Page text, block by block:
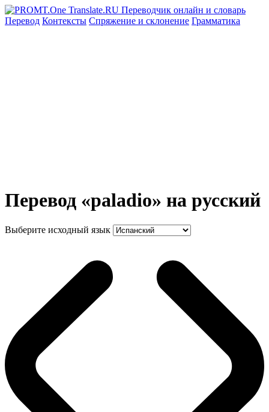
Перевод Контексты Спряжение и склонение Грамматика
Перевод «paladio» на русский
Выберите исходный язык